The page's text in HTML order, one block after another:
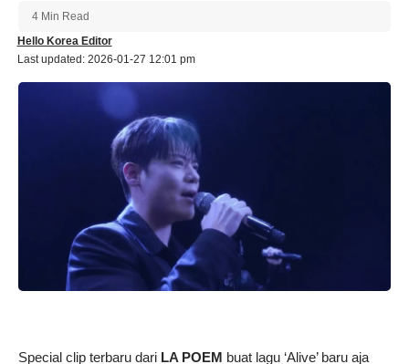
Last updated: 2026-01-27 12:01 pm
Hello Korea Editor
4 Min Read
Special clip terbaru dari LA POEM buat lagu ‘Alive’ baru aja